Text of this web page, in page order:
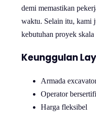
demi memastikan
waktu. Selain itu, kami
kebutuhan proyek
Keunggulan
Armada
Operator
Harga fleksibel